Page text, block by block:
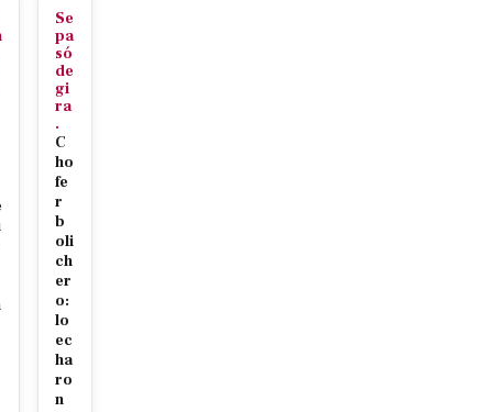
Se
pa
só
de
gi
ra
.
C
ho
fe
r
b
oli
ch
er
o:
lo
ec
ha
ro
n